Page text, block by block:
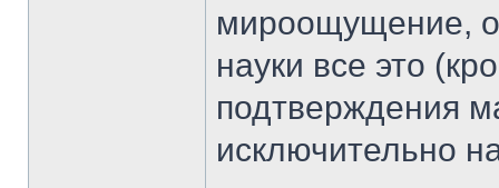
мироощущение,
науки все это
подтверждения
исключительно